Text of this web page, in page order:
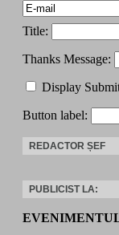
Title:
Thanks Message:
Display
Button label:
REDACTOR ȘEF
PUBLICIST LA: